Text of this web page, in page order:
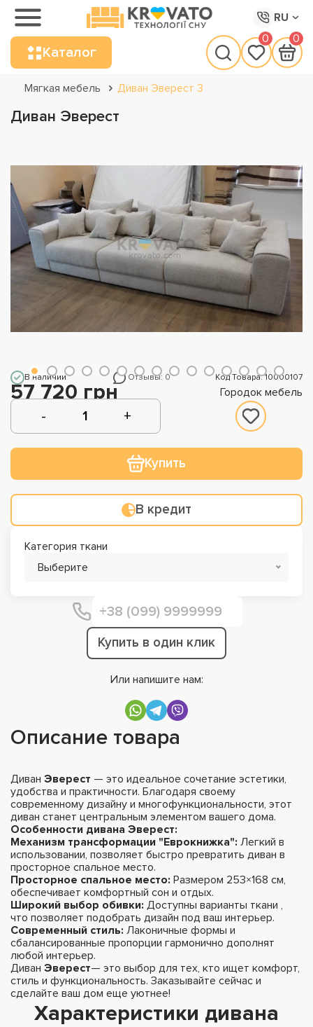
RU
Каталог
0 0
Мягкая мебель Диван Эверест 3
Диван Эверест
В наличии Отзывы: 0 Код Товара: 10000107
57 720 грн Городок мебель
Купить
В кредит
Категория ткани
Выберите
Купить в один клик
Или напишите нам:
Описание товара
Диван Эверест — это идеальное сочетание эстетики,
удобства и практичности. Благодаря своему
современному дизайну и многофункциональности, этот
диван станет центральным элементом вашего дома.
Особенности дивана Эверест:
Механизм трансформации "Еврокнижка": Легкий в
использовании, позволяет быстро превратить диван в
просторное спальное место.
Просторное спальное место: Размером 253×168 см,
обеспечивает комфортный сон и отдых.
Широкий выбор обивки: Доступны варианты ткани ,
что позволяет подобрать дизайн под ваш интерьер.
Современный стиль: Лаконичные формы и
сбалансированные пропорции гармонично дополнят
любой интерьер.
Диван Эверест— это выбор для тех, кто ищет комфорт,
стиль и функциональность. Заказывайте сейчас и
сделайте ваш дом еще уютнее!
Характеристики дивана